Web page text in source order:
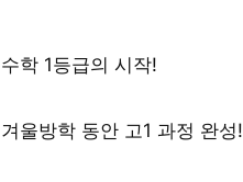
수학 1등급의 시작!
겨울방학 동안 고1 과정 완성!